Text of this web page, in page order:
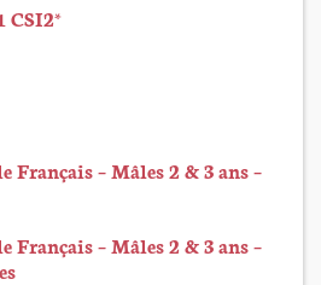
CSI2*
– Mâles 2 & 3 ans –
– Mâles 2 & 3 ans –